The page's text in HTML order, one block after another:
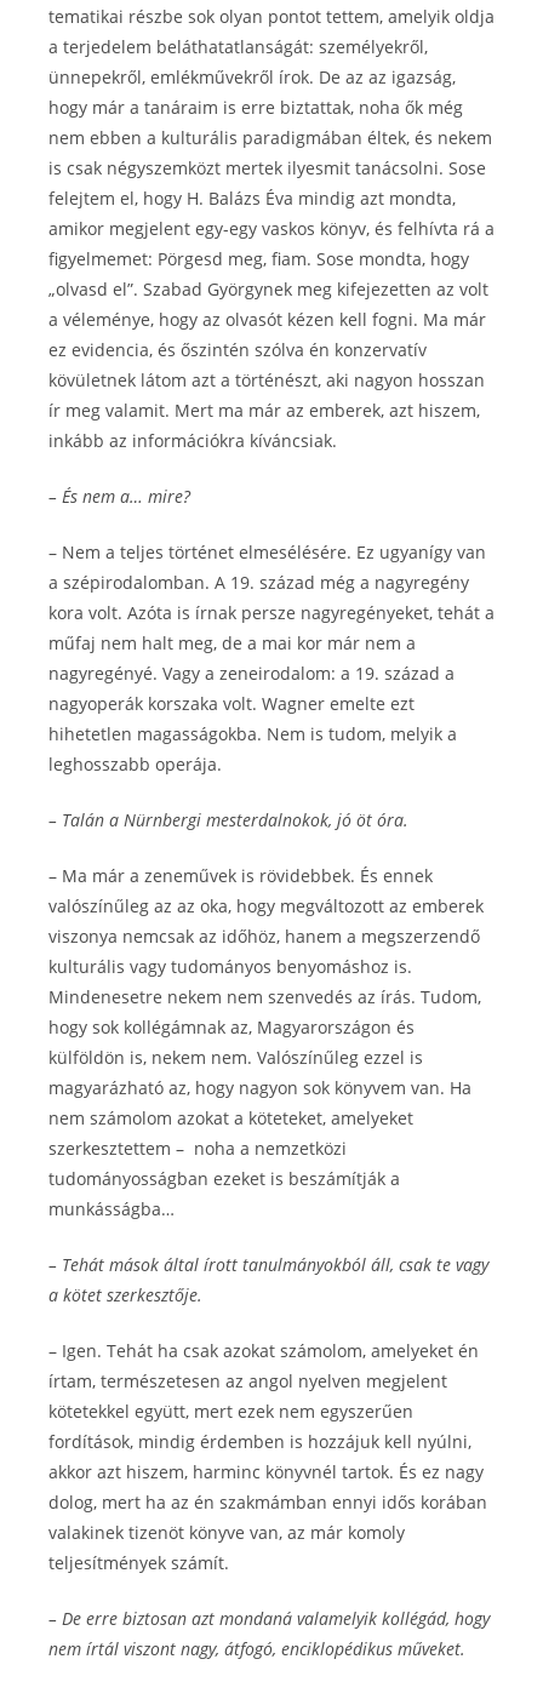
tematikai részbe sok olyan pontot tettem, amelyik oldja
a terjedelem beláthatatlanságát: személyekről,
ünnepekről, emlékművekről írok. De az az igazság,
hogy már a tanáraim is erre biztattak, noha ők még
nem ebben a kulturális paradigmában éltek, és nekem
is csak négyszemközt mertek ilyesmit tanácsolni. Sose
felejtem el, hogy H. Balázs Éva mindig azt mondta,
amikor megjelent egy-egy vaskos könyv, és felhívta rá a
figyelmemet: Pörgesd meg, fiam. Sose mondta, hogy
„olvasd el”. Szabad Györgynek meg kifejezetten az volt
a véleménye, hogy az olvasót kézen kell fogni. Ma már
ez evidencia, és őszintén szólva én konzervatív
kövületnek látom azt a történészt, aki nagyon hosszan
ír meg valamit. Mert ma már az emberek, azt hiszem,
inkább az információkra kíváncsiak.
– És nem a… mire?
– Nem a teljes történet elmesélésére. Ez ugyanígy van
a szépirodalomban. A 19. század még a nagyregény
kora volt. Azóta is írnak persze nagyregényeket, tehát a
műfaj nem halt meg, de a mai kor már nem a
nagyregényé. Vagy a zeneirodalom: a 19. század a
nagyoperák korszaka volt. Wagner emelte ezt
hihetetlen magasságokba. Nem is tudom, melyik a
leghosszabb operája.
– Talán a Nürnbergi mesterdalnokok, jó öt óra.
– Ma már a zeneművek is rövidebbek. És ennek
valószínűleg az az oka, hogy megváltozott az emberek
viszonya nemcsak az időhöz, hanem a megszerzendő
kulturális vagy tudományos benyomáshoz is.
Mindenesetre nekem nem szenvedés az írás. Tudom,
hogy sok kollégámnak az, Magyarországon és
külföldön is, nekem nem. Valószínűleg ezzel is
magyarázható az, hogy nagyon sok könyvem van. Ha
nem számolom azokat a köteteket, amelyeket
szerkesztettem – noha a nemzetközi
tudományosságban ezeket is beszámítják a
munkásságba…
– Tehát mások által írott tanulmányokból áll, csak te vagy
a kötet szerkesztője.
– Igen. Tehát ha csak azokat számolom, amelyeket én
írtam, természetesen az angol nyelven megjelent
kötetekkel együtt, mert ezek nem egyszerűen
fordítások, mindig érdemben is hozzájuk kell nyúlni,
akkor azt hiszem, harminc könyvnél tartok. És ez nagy
dolog, mert ha az én szakmámban ennyi idős korában
valakinek tizenöt könyve van, az már komoly
teljesítmények számít.
– De erre biztosan azt mondaná valamelyik kollégád, hogy
nem írtál viszont nagy, átfogó, enciklopédikus műveket.